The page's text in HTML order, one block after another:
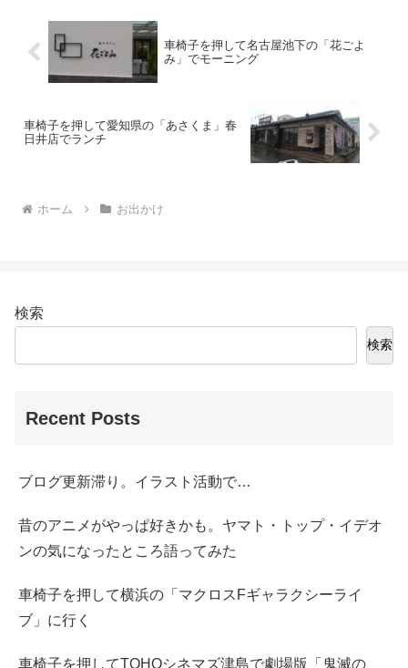
車椅子を押して名古屋池下の「花ごよ
み」でモーニング
車椅子を押して愛知県の「あさくま」春
日井店でランチ
ホーム お出かけ
検索
検索
Recent Posts
ブログ更新滞り。イラスト活動で…
昔のアニメがやっぱ好きかも。ヤマト・トップ・イデオ
ンの気になったところ語ってみた
車椅子を押して横浜の「マクロスFギャラクシーライ
ブ」に行く
車椅子を押してTOHOシネマズ津島で劇場版「鬼滅の